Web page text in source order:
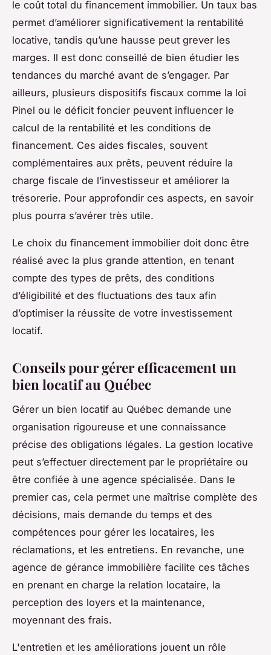
le coût total du financement immobilier. Un taux bas
permet d’améliorer significativement la rentabilité
locative, tandis qu’une hausse peut grever les
marges. Il est donc conseillé de bien étudier les
tendances du marché avant de s’engager. Par
ailleurs, plusieurs dispositifs fiscaux comme la loi
Pinel ou le déficit foncier peuvent influencer le
calcul de la rentabilité et les conditions de
financement. Ces aides fiscales, souvent
complémentaires aux prêts, peuvent réduire la
charge fiscale de l’investisseur et améliorer la
trésorerie. Pour approfondir ces aspects, en savoir
plus pourra s’avérer très utile.
Le choix du financement immobilier doit donc être
réalisé avec la plus grande attention, en tenant
compte des types de prêts, des conditions
d’éligibilité et des fluctuations des taux afin
d’optimiser la réussite de votre investissement
locatif.
Conseils pour gérer efficacement un
bien locatif au Québec
Gérer un bien locatif au Québec demande une
organisation rigoureuse et une connaissance
précise des obligations légales. La gestion locative
peut s’effectuer directement par le propriétaire ou
être confiée à une agence spécialisée. Dans le
premier cas, cela permet une maîtrise complète des
décisions, mais demande du temps et des
compétences pour gérer les locataires, les
réclamations, et les entretiens. En revanche, une
agence de gérance immobilière facilite ces tâches
en prenant en charge la relation locataire, la
perception des loyers et la maintenance,
moyennant des frais.
L'entretien et les améliorations jouent un rôle